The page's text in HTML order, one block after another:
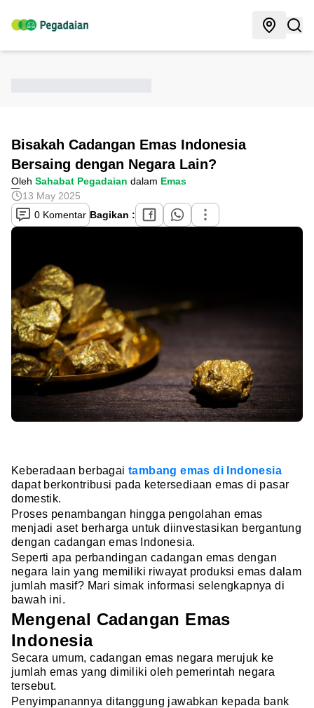
Bisakah Cadangan Emas Indonesia
Bersaing dengan Negara Lain?
Oleh Sahabat Pegadaian dalam Emas
13 May 2025
0 Komentar Bagikan :
Keberadaan berbagai tambang emas di Indonesia
dapat berkontribusi pada ketersediaan emas di pasar
domestik.
Proses penambangan hingga pengolahan emas
menjadi aset berharga untuk diinvestasikan bergantung
dengan cadangan emas Indonesia.
Seperti apa perbandingan cadangan emas dengan
negara lain yang memiliki riwayat produksi emas dalam
jumlah masif? Mari simak informasi selengkapnya di
bawah ini.
Mengenal Cadangan Emas
Indonesia
Secara umum, cadangan emas negara merujuk ke
jumlah emas yang dimiliki oleh pemerintah negara
tersebut.
Penyimpanannya ditanggung jawabkan kepada bank